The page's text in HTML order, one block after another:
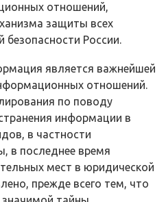
отношений,
защиты всех
России.
является важнейшей
отношений.
по поводу
информации в
в частности
в последнее время
мест в юридической
прежде всего тем, что